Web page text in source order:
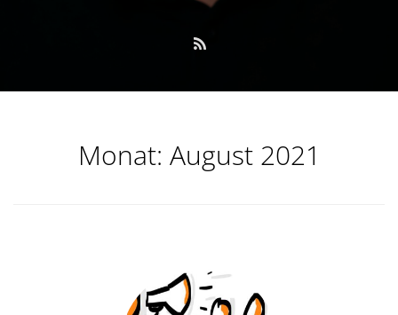
Monat: August 2021